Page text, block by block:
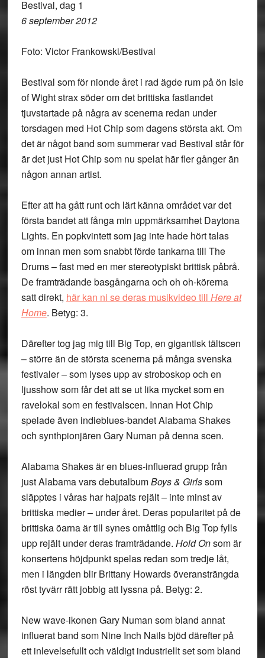
Bestival, dag 1
6 september 2012
Foto: Victor Frankowski/Bestival
Bestival som för nionde året i rad ägde rum på ön Isle
of Wight strax söder om det brittiska fastlandet
tjuvstartade på några av scenerna redan under
torsdagen med Hot Chip som dagens största akt. Om
det är något band som summerar vad Bestival står för
är det just Hot Chip som nu spelat här fler gånger än
någon annan artist.
Efter att ha gått runt och lärt känna området var det
första bandet att fånga min uppmärksamhet Daytona
Lights. En popkvintett som jag inte hade hört talas
om innan men som snabbt förde tankarna till The
Drums – fast med en mer stereotypiskt brittisk påbrå.
De framträdande basgångarna och oh oh-körerna
satt direkt, här kan ni se deras musikvideo till Here at
Home. Betyg: 3.
Därefter tog jag mig till Big Top, en gigantisk tältscen
– större än de största scenerna på många svenska
festivaler – som lyses upp av stroboskop och en
ljusshow som får det att se ut lika mycket som en
ravelokal som en festivalscen. Innan Hot Chip
spelade även indieblues-bandet Alabama Shakes
och synthpionjären Gary Numan på denna scen.
Alabama Shakesär en blues-influerad grupp från
just Alabama vars debutalbumBoys & Girlssom
släpptes i våras har hajpats rejält – inte minst av
brittiska medier – under året. Deras popularitet på de
brittiska öarna är till synes omåttlig och Big Top fylls
upp rejält under deras framträdande. Hold Onsom är
konsertens höjdpunkt spelas redan som tredje låt,
men i längden blir Brittany Howards överansträngda
röst tyvärr rätt jobbig att lyssna på. Betyg: 2.
New wave-ikonen Gary Numan som bland annat
influerat band som Nine Inch Nails bjöd därefter på
ett inlevelsefullt och väldigt industriellt set som bland